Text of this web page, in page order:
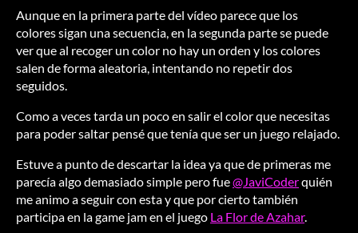
Aunque en la primera parte del vídeo parece que los
colores sigan una secuencia, en la segunda parte se puede
ver que al recoger un color no hay un orden y los colores
salen de forma aleatoria, intentando no repetir dos
seguidos.
Como a veces tarda un poco en salir el color que necesitas
para poder saltar pensé que tenía que ser un juego relajado.
Estuve a punto de descartar la idea ya que de primeras me
parecía algo demasiado simple pero fue@JaviCoderquién
me animo a seguir con esta y que por cierto también
participa en la game jam en el juego La Flor de Azahar.